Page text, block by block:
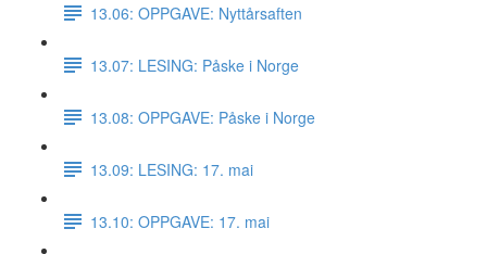
13.06: OPPGAVE: Nyttårsaften
13.07: LESING: Påske i Norge
13.08: OPPGAVE: Påske i Norge
13.09: LESING: 17. mai
13.10: OPPGAVE: 17. mai